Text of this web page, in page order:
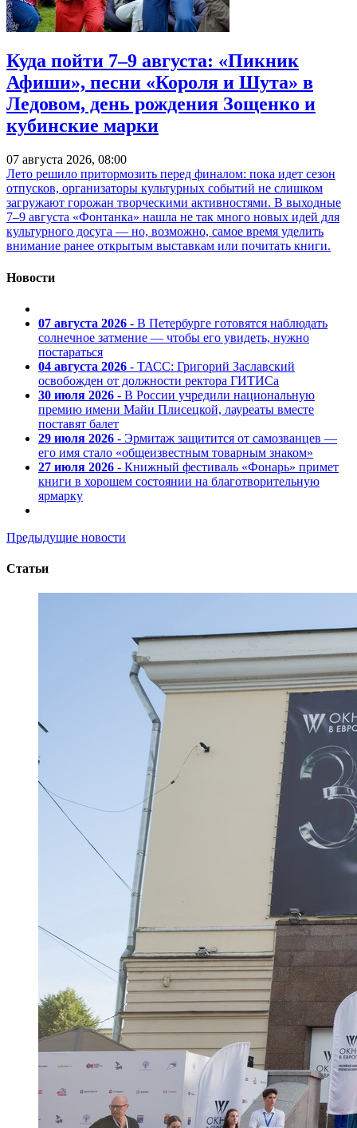
Куда пойти 7–9 августа: «Пикник
Афиши», песни «Короля и Шута» в
Ледовом, день рождения Зощенко и
кубинские марки
07 августа 2026, 08:00
Лето решило притормозить перед финалом: пока идет сезон
отпусков, организаторы культурных событий не слишком
загружают горожан творческими активностями. В выходные
7–9 августа «Фонтанка» нашла не так много новых идей для
культурного досуга — но, возможно, самое время уделить
внимание ранее открытым выставкам или почитать книги.
Новости
07 августа 2026 - В Петербурге готовятся наблюдать
солнечное затмение — чтобы его увидеть, нужно
постараться
04 августа 2026 - ТАСС: Григорий Заславский
освобожден от должности ректора ГИТИСа
30 июля 2026 - В России учредили национальную
премию имени Майи Плисецкой, лауреаты вместе
поставят балет
29 июля 2026 - Эрмитаж защитится от самозванцев —
его имя стало «общеизвестным товарным знаком»
27 июля 2026 - Книжный фестиваль «Фонарь» примет
книги в хорошем состоянии на благотворительную
ярмарку
Предыдущие новости
Статьи